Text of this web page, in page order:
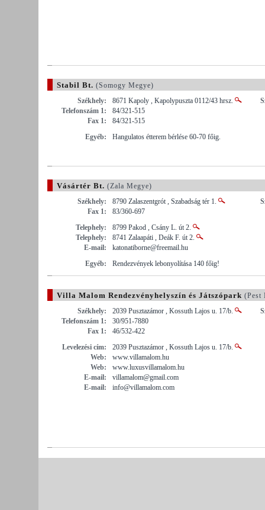
Stabil Bt. (Somogy Megye)
Székhely:
8671 Kapoly , Kapolypuszta 0112/43 hrsz.
Telefonszám 1:
84/321-515
Fax 1:
84/321-515
Egyéb:
Hangulatos étterem bérlése 60-70 főig.
Vásártér Bt. (Zala Megye)
Székhely:
8790 Zalaszentgrót , Szabadság tér 1.
Fax 1:
83/360-697
Telephely:
8799 Pakod , Csány L. út 2.
Telephely:
8741 Zalaapáti , Deák F. út 2.
E-mail:
katonatiborne@freemail.hu
Egyéb:
Rendezvények lebonyolítása 140 főig!
Villa Malom Rendezvényhelyszín és Játszópark (Pest
Székhely:
2039 Pusztazámor , Kossuth Lajos u. 17/b.
Telefonszám 1:
30/951-7880
Fax 1:
46/532-422
Levelezési cím:
2039 Pusztazámor , Kossuth Lajos u. 17/b.
Web:
www.villamalom.hu
Web:
www.luxusvillamalom.hu
E-mail:
villamalom@gmail.com
E-mail:
info@villamalom.com